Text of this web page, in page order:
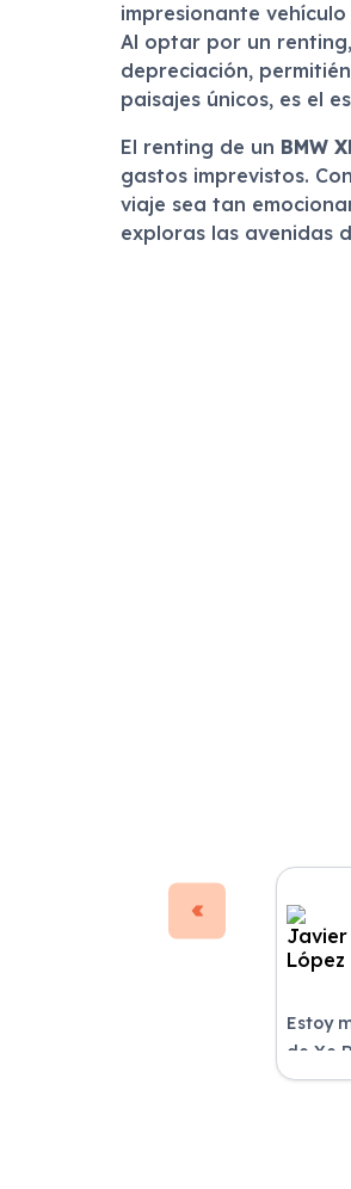
impresionante
Al optar por un
depreciación,
paisajes únicos, es el
El renting de un BMW
gastos imprevistos.
viaje sea tan
exploras las avenidas
Estoy
de Xe